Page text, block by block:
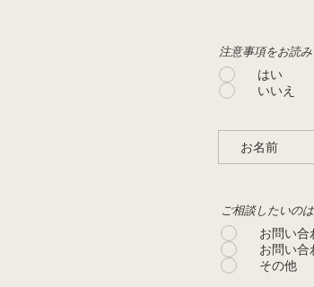
注意事項をお読
はい
いいえ
ご相談したいの
お問い合
お問い合
その他